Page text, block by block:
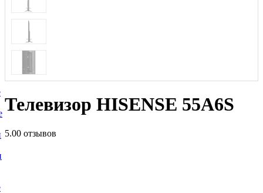
Телевизор HISENSE 55A6S
5.00 отзывов